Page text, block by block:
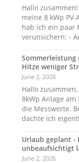
Hallo
meine 8 kWp
hab ich ein paar
verunsichern: -
Sommerleistung
Hitze weniger
June 2, 2026
Hallo
8kWp Anlage
die Messwerte.
dachte ich
Urlaub geplant -
unbeaufsichtigt
June 2, 2026